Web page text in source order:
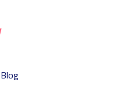
Blog